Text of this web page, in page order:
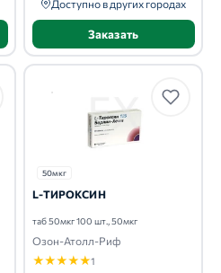
Доступно в других городах
Заказать
50мкг
L-ТИРОКСИН
таб 50мкг 100 шт., 50мкг
Озон-Атолл-Риф
★★★★★1